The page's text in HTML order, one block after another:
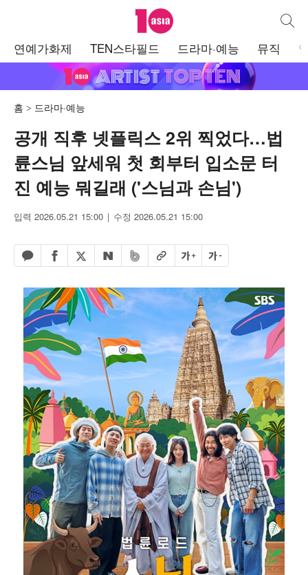
텐아시아 통합
연예가화제 TEN스타필드 드라마·예능 뮤직
홈 드라마·예능
공개 직후 넷플릭스 2위 찍었다…법
륜스님 앞세워 첫 회부터 입소문 터
진 예능 뭐길래 ('스님과 손님')
입력 2026.05.21 15:00 수정 2026.05.21 15:00
카카오톡 공유하기
페이스북 공유하기
엑스 공유하기
네이버 공유하기
밴드 공유하기
URL복사글자 크게글자 작게